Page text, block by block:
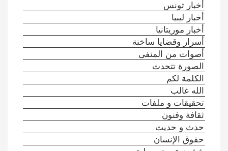
أخبار تونس
أخبار ليبيا
أخبار موريتانيا
أسرار وقضايا ساخنة
أصوات من المنفى
الصورة تتحدث
الكلمة لكم
الله غالب
تحقيقات و ملفات
ثقافة وفنون
حدث و حديث
حقوق الإنسان